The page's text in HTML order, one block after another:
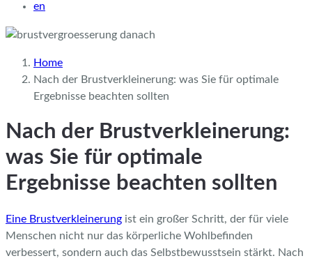
en
Home
Nach der Brustverkleinerung: was Sie für optimale
Ergebnisse beachten sollten
Nach der Brustverkleinerung:
was Sie für optimale
Ergebnisse beachten sollten
Eine Brustverkleinerung ist ein großer Schritt, der für viele
Menschen nicht nur das körperliche Wohlbefinden
verbessert, sondern auch das Selbstbewusstsein stärkt. Nach